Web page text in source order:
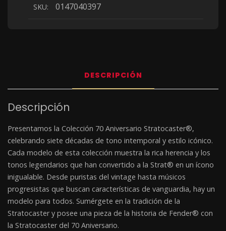
SKU: 0147040397
DESCRIPCIÓN
Descripción
Presentamos la Colección 70 Aniversario Stratocaster®,
celebrando siete décadas de tono intemporal y estilo icónico.
Cada modelo de esta colección muestra la rica herencia y los
tonos legendarios que han convertido a la Strat® en un ícono
inigualable. Desde puristas del vintage hasta músicos
progresistas que buscan características de vanguardia, hay un
modelo para todos. Sumérgete en la tradición de la
Stratocaster y posee una pieza de la historia de Fender® con
la Stratocaster del 70 Aniversario.